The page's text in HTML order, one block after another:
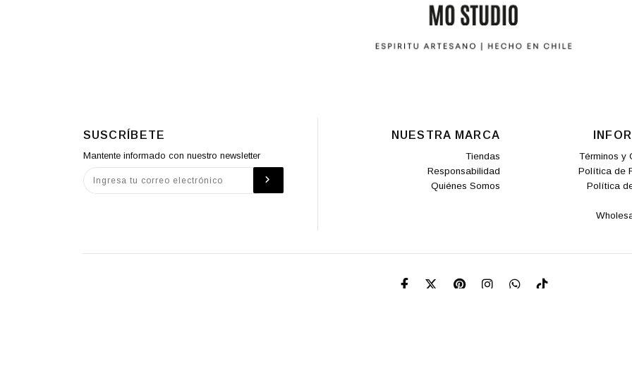
SUSCRÍBETE
Mantente informado con nuestro newsletter
NUESTRA MARCA
Tiendas
Responsabilidad
Quiénes Somos
Términos y
Política de
Política